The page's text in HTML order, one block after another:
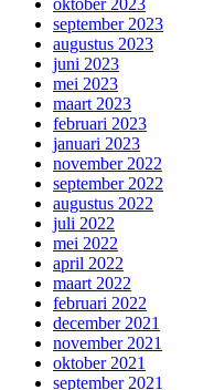
oktober 2023
september 2023
augustus 2023
juni 2023
mei 2023
maart 2023
februari 2023
januari 2023
november 2022
september 2022
augustus 2022
juli 2022
mei 2022
april 2022
maart 2022
februari 2022
december 2021
november 2021
oktober 2021
september 2021